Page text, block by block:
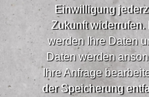
Einwilligung
Zukunft
werden Ihre Daten
Daten werden
Ihre Anfrage
der Speicherung